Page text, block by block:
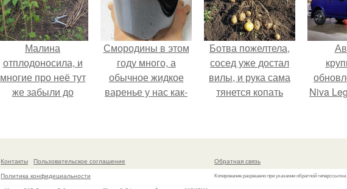
Малина
отплодоносила, и
многие про неё тут
же забыли до
Смородины в этом
году много, а
обычное жидкое
варенье у нас как-
Ботва пожелтела,
сосед уже достал
вилы, и рука сама
тянется копать
Niva
Контакты
Пользовательское соглашение
Политика конфидециальности
Обратная связь
Копирование разрешено при указании обратной гиперссылки.